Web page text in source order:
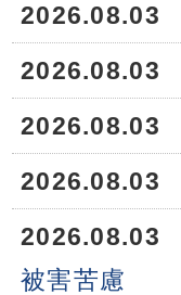
2026.08.03
2026.08.03
2026.08.03
2026.08.03
2026.08.03
被害苦慮